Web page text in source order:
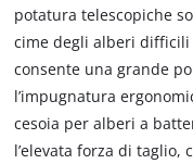
potatura telescopiche
cime degli alberi difficili
consente una grande
l’impugnatura
cesoia per alberi a
l’elevata forza di taglio,